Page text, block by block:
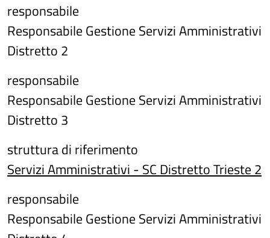
responsabile
Responsabile Gestione Servizi Amministrativi
Distretto 2
responsabile
Responsabile Gestione Servizi Amministrativi
Distretto 3
struttura di riferimento
Servizi Amministrativi - SC Distretto Trieste 2
responsabile
Responsabile Gestione Servizi Amministrativi